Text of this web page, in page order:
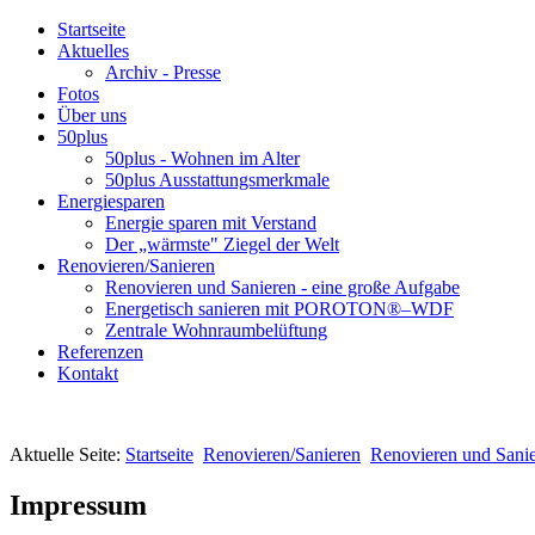
Startseite
Aktuelles
Archiv - Presse
Fotos
Über uns
50plus
50plus - Wohnen im Alter
50plus Ausstattungsmerkmale
Energiesparen
Energie sparen mit Verstand
Der „wärmste" Ziegel der Welt
Renovieren/Sanieren
Renovieren und Sanieren - eine große Aufgabe
Energetisch sanieren mit POROTON®–WDF
Zentrale Wohnraumbelüftung
Referenzen
Kontakt
Aktuelle Seite: Startseite Renovieren/Sanieren Renovieren und
Impressum